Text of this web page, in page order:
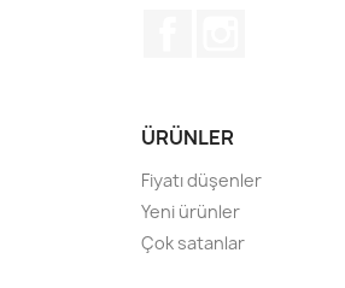
ÜRÜNLER
Fiyatı düşenler
Yeni ürünler
Çok satanlar